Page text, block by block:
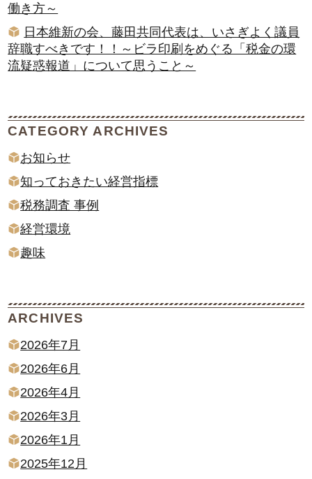
働き方～
日本維新の会、藤田共同代表は、いさぎよく議員
辞職すべきです！！～ビラ印刷をめぐる「税金の環
流疑惑報道」について思うこと～
CATEGORY ARCHIVES
お知らせ
知っておきたい経営指標
税務調査 事例
経営環境
趣味
ARCHIVES
2026年7月
2026年6月
2026年4月
2026年3月
2026年1月
2025年12月